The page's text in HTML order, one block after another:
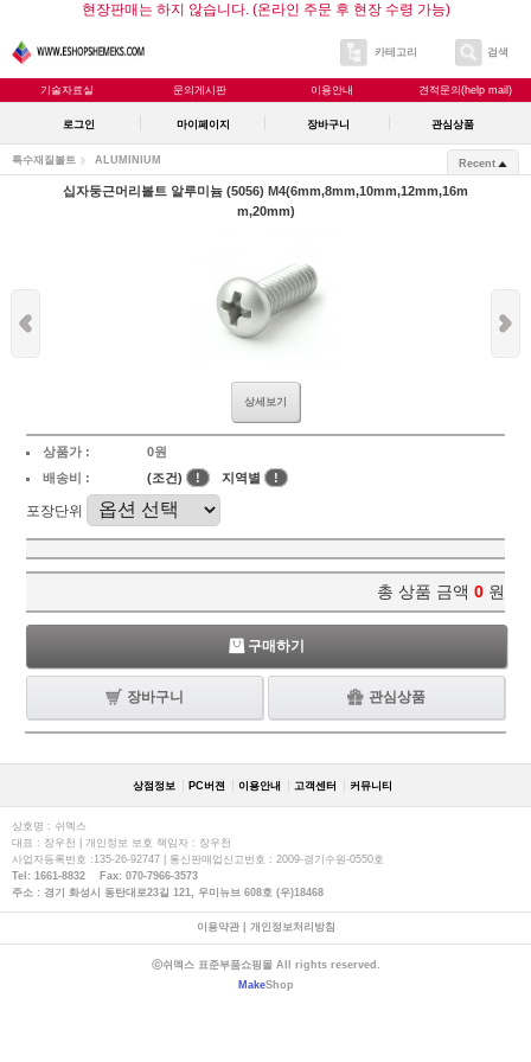
현장판매는 하지 않습니다. (온라인 주문 후 현장 수령 가능)
카테고리 검색
기술자료실 문의게시판 이용안내 견적문의(help mail)
로그인 마이페이지 장바구니 관심상품
특수재질볼트 ALUMINIUM Recent
십자둥근머리볼트 알루미늄 (5056) M4(6mm,8mm,10mm,12mm,16m
m,20mm)
상세보기
상품가 :
0원
배송비 :
(조건) ! 지역별 !
포장단위
총 상품 금액 0 원
구매하기
장바구니 관심상품
상점정보 PC버젼 이용안내 고객센터 커뮤니티
상호명 : 쉬멕스
대표 : 장우천 | 개인정보 보호 책임자 : 장우천
사업자등록번호 :135-26-92747 | 통신판매업신고번호 : 2009-경기수원-0550호
Tel: 1661-8832 Fax: 070-7966-3573
주소 : 경기 화성시 동탄대로23길 121, 우미뉴브 608호 (우)18468
이용약관| 개인정보처리방침
ⓒ쉬멕스 표준부품쇼핑몰 All rights reserved.
MakeShop